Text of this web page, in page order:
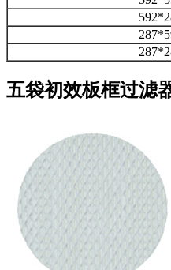
五袋初效板框过滤